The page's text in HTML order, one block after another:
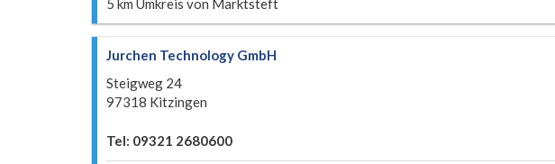
5 km Umkreis von Marktsteft
Jurchen Technology GmbH
Steigweg 24
97318 Kitzingen
Tel: 09321 2680600